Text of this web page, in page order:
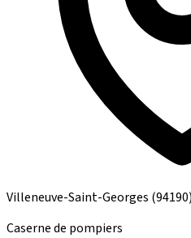
Villeneuve-Saint-Georges (94190)
Caserne de pompiers